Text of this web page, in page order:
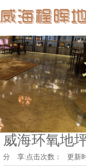
威海环氧地
点击次数： 更新
分 享: